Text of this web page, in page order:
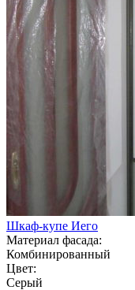
Шкаф-купе Иего
Материал фасада:
Комбинированный
Цвет:
Серый